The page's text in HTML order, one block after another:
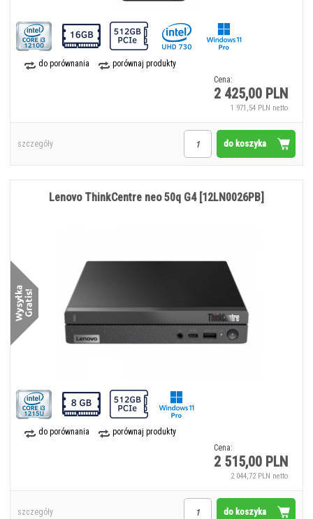
do porównania
porównaj produkty
Cena:
2 425,00 PLN
1 971,54 PLN netto
do koszyka
szczegóły
do porównania
porównaj produkty
Cena:
2 515,00 PLN
2 044,72 PLN netto
Lenovo ThinkCentre neo 50q G4 [12LN0026PB]
do koszyka
szczegóły